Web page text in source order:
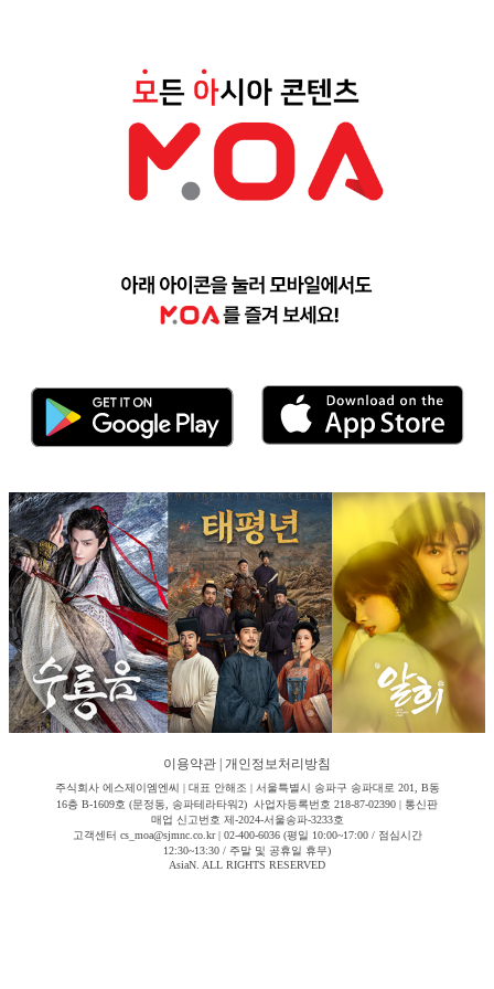
이용약관 개인정보처리방침
주식회사 에스제이엠엔씨 | 대표 안해조 | 서울특별시 송파구 송파대로 201, B동
16층 B-1609호 (문정동, 송파테라타워2) 사업자등록번호 218-87-02390 | 통신판
매업 신고번호 제-2024-서울송파-3233호
고객센터 cs_moa@sjmnc.co.kr | 02-400-6036 (평일 10:00~17:00 / 점심시간
12:30~13:30 / 주말 및 공휴일 휴무)
AsiaN. ALL RIGHTS RESERVED